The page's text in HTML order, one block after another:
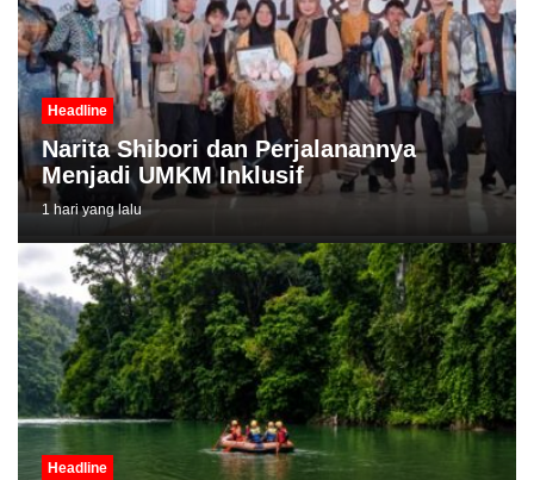
Headline
Narita Shibori dan Perjalanannya
Menjadi UMKM Inklusif
1 hari yang lalu
Headline